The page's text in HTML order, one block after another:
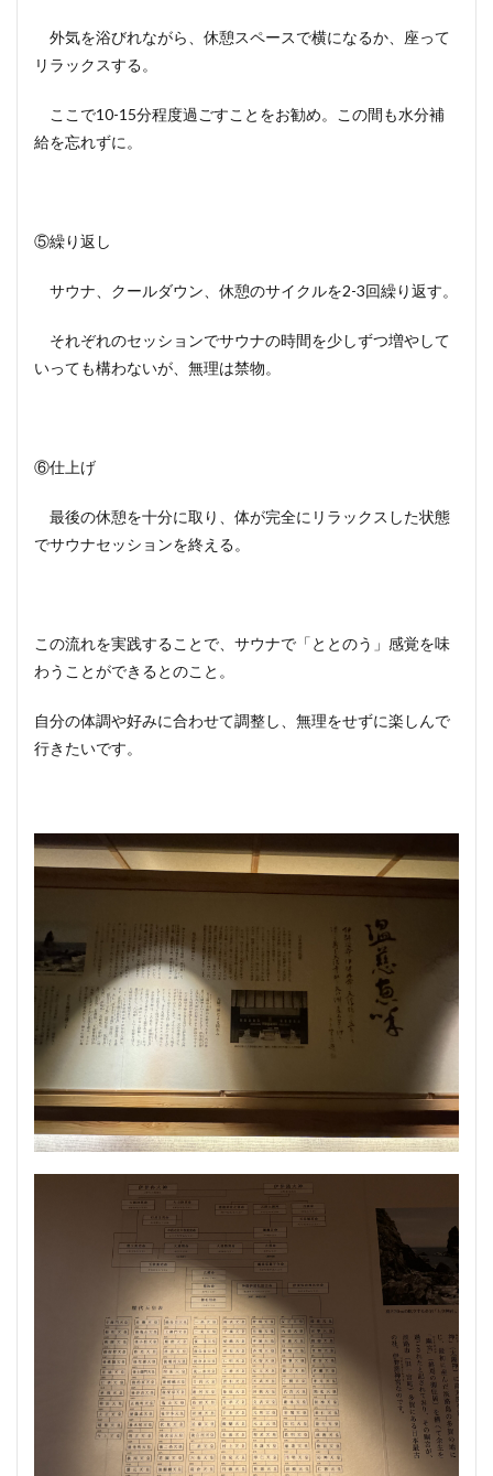
外気を浴びれながら、休憩スペースで横になるか、座って
リラックスする。
ここで10-15分程度過ごすことをお勧め。この間も水分補
給を忘れずに。
⑤繰り返し
サウナ、クールダウン、休憩のサイクルを2-3回繰り返す。
それぞれのセッションでサウナの時間を少しずつ増やして
いっても構わないが、無理は禁物。
⑥仕上げ
最後の休憩を十分に取り、体が完全にリラックスした状態
でサウナセッションを終える。
この流れを実践することで、サウナで「ととのう」感覚を味
わうことができるとのこと。
自分の体調や好みに合わせて調整し、無理をせずに楽しんで
行きたいです。